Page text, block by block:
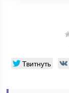
Твитнуть